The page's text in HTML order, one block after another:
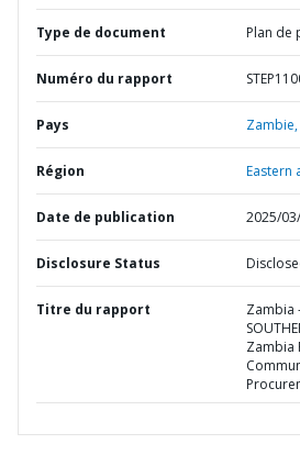
Type de document Plan de
Numéro du rapport
Pays Zambie,
Région Eastern
Date de publication 2025/
Disclosure Status
Titre du rapport
Zambia
Zambia